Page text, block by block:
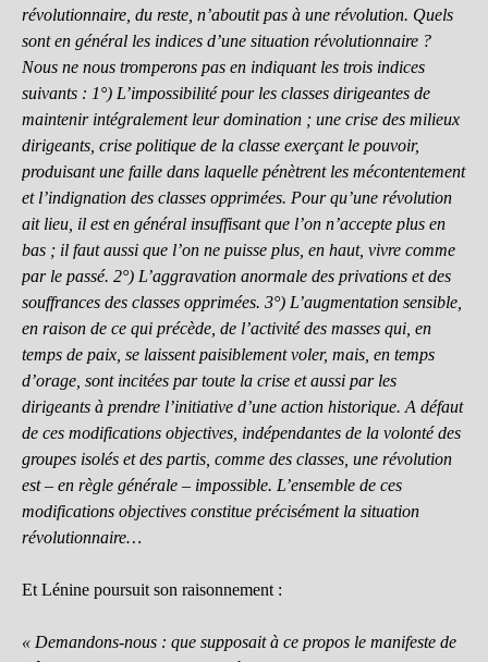
révolutionnaire, du reste, n’aboutit pas à une révolution. Quels
sont en général les indices d’une situation révolutionnaire ?
Nous ne nous tromperons pas en indiquant les trois indices
suivants : 1°) L’impossibilité pour les classes dirigeantes de
maintenir intégralement leur domination ; une crise des milieux
dirigeants, crise politique de la classe exerçant le pouvoir,
produisant une faille dans laquelle pénètrent les mécontentement
et l’indignation des classes opprimées. Pour qu’une révolution
ait lieu, il est en général insuffisant que l’on n’accepte plus en
bas ; il faut aussi que l’on ne puisse plus, en haut, vivre comme
par le passé. 2°) L’aggravation anormale des privations et des
souffrances des classes opprimées. 3°) L’augmentation sensible,
en raison de ce qui précède, de l’activité des masses qui, en
temps de paix, se laissent paisiblement voler, mais, en temps
d’orage, sont incitées par toute la crise et aussi par les
dirigeants à prendre l’initiative d’une action historique. A défaut
de ces modifications objectives, indépendantes de la volonté des
groupes isolés et des partis, comme des classes, une révolution
est – en règle générale – impossible. L’ensemble de ces
modifications objectives constitue précisément la situation
révolutionnaire…
Et Lénine poursuit son raisonnement :
« Demandons-nous : que supposait à ce propos le manifeste de